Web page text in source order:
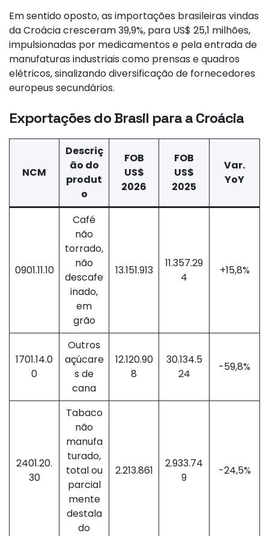
Em sentido oposto, as importações brasileiras vindas
da Croácia cresceram 39,9%, para US$ 25,1 milhões,
impulsionadas por medicamentos e pela entrada de
manufaturas industriais como prensas e quadros
elétricos, sinalizando diversificação de fornecedores
europeus secundários.
Exportações do Brasil para a Croácia
NCM
Descriç
ão do
produt
o
FOB
US$
2026
FOB
US$
2025
Var.
YoY
0901.11.10
Café
não
torrado,
não
descafe
inado,
em
grão
13.151.913
11.357.29
4
+15,8%
1701.14.0
0
Outros
açúcare
s de
cana
12.120.90
8
30.134.5
24
-59,8%
2401.20.
30
Tabaco
não
manufa
turado,
total ou
parcial
mente
destala
do
2.213.861
2.933.74
9
-24,5%